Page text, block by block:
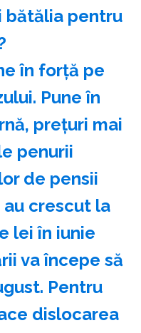
bătălia pentru
în forță pe
Pune în
prețuri mai
penurii
de pensii
crescut la
lei în iunie
va începe să
Pentru
dislocarea